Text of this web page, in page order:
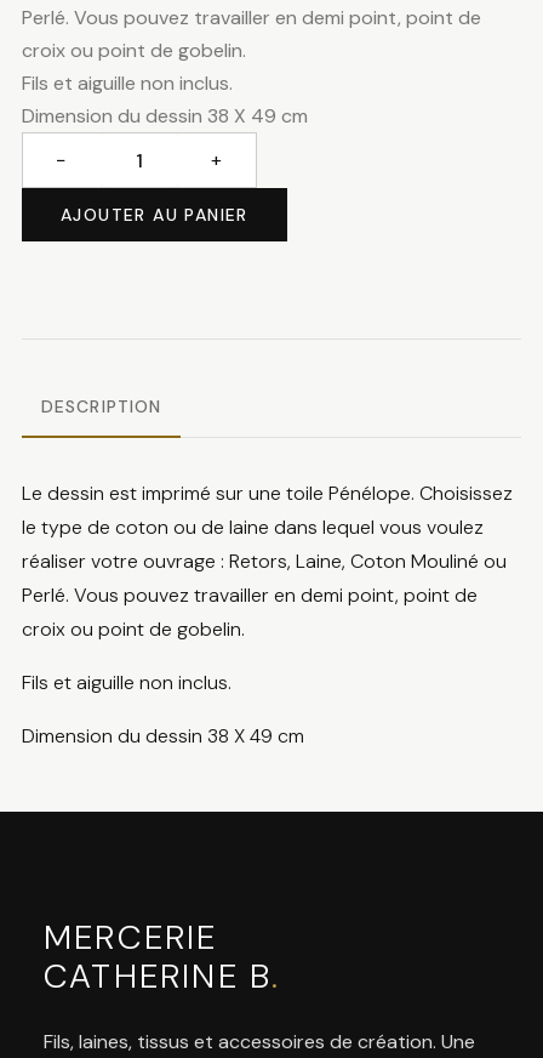
Perlé. Vous pouvez travailler en demi point, point de
croix ou point de gobelin.
Fils et aiguille non inclus.
Dimension du dessin 38 X 49 cm
Les
− +
AJOUTER AU PANIER
DESCRIPTION
Le dessin est imprimé sur une toile Pénélope. Choisissez
le type de coton ou de laine dans lequel vous voulez
réaliser votre ouvrage : Retors, Laine, Coton Mouliné ou
Perlé. Vous pouvez travailler en demi point, point de
croix ou point de gobelin.
Fils et aiguille non inclus.
Dimension du dessin 38 X 49 cm
MERCERIE
CATHERINE B.
Fils, laines, tissus et accessoires de création. Une